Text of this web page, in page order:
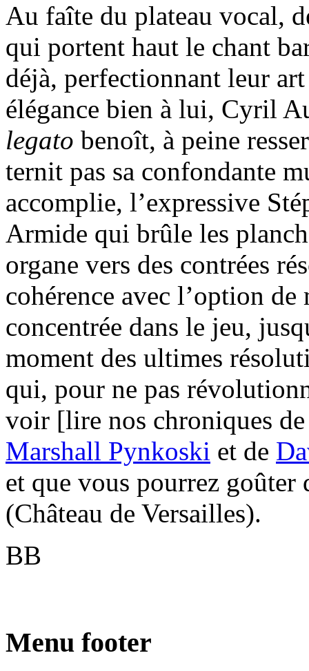
Au faîte du plateau vocal,
qui portent haut le chant
déjà, perfectionnant leur
élégance bien à lui, Cyril
legato benoît, à peine
ternit pas sa confondante
accomplie, l’expressive
Armide qui brûle les
organe vers des contrées
cohérence avec l’option
concentrée dans le jeu,
moment des ultimes
qui, pour ne pas
voir [lire nos chroniques
Marshall Pynkoski et de
et que vous pourrez goûter
(Château de Versailles).
BB
Menu footer